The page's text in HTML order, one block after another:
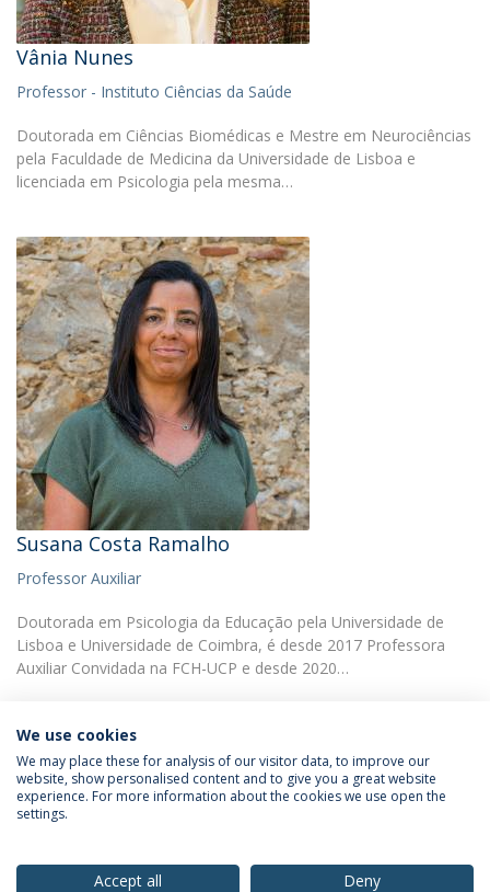
Vânia Nunes
Professor - Instituto Ciências da Saúde
Doutorada em Ciências Biomédicas e Mestre em Neurociências
pela Faculdade de Medicina da Universidade de Lisboa e
licenciada em Psicologia pela mesma…
Susana Costa Ramalho
Professor Auxiliar
Doutorada em Psicologia da Educação pela Universidade de
Lisboa e Universidade de Coimbra, é desde 2017 Professora
Auxiliar Convidada na FCH-UCP e desde 2020…
Política de Privacidade
Termos & Condições
We use cookies
We may place these for analysis of our visitor data, to improve our
website, show personalised content and to give you a great website
experience. For more information about the cookies we use open the
settings.
Accept all Deny